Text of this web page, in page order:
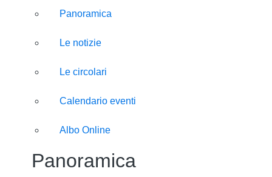
Panoramica
Le notizie
Le circolari
Calendario eventi
Albo Online
Panoramica